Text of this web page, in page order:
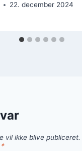
22. december 2024
vil ikke blive publiceret.
*